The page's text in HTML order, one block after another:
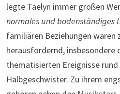
legte Taelyn immer großen
normales und bodenständiges
familiären Beziehungen waren
herausfordernd, insbesondere
thematisierten Ereignisse rund
Halbgeschwister. Zu ihrem